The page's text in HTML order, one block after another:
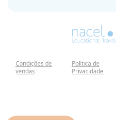
Condições de
vendas
Política de
Privacidade